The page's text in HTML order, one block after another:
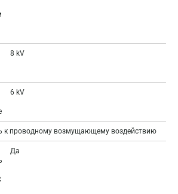
8 kV
6 kV
к проводному возмущающему воздействию
Да